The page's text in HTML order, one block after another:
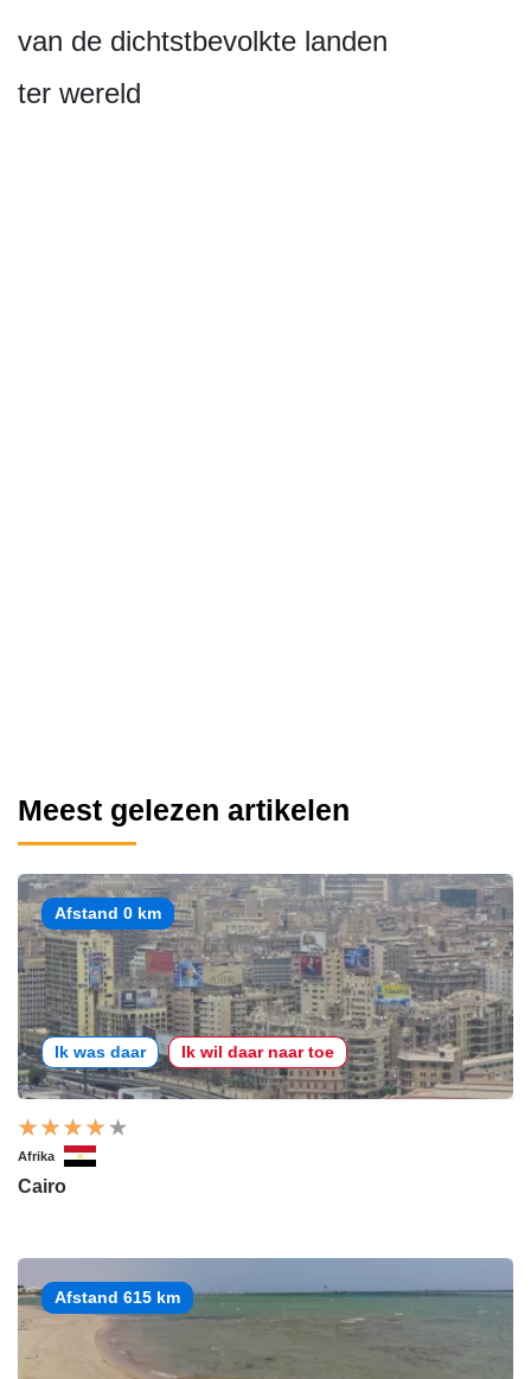
van de dichtstbevolkte landen
ter wereld
Meest gelezen artikelen
Afstand 0 km
Ik was daar Ik wil daar naar toe
Afrika
Cairo
Afstand 615 km